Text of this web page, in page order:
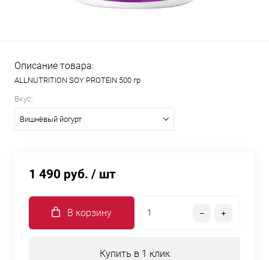
Описание товара:
ALLNUTRITION SOY PROTEIN 500 гр
Вкус:
Вишнёвый йогурт
1 490 руб. / шт
В корзину
Купить в 1 клик